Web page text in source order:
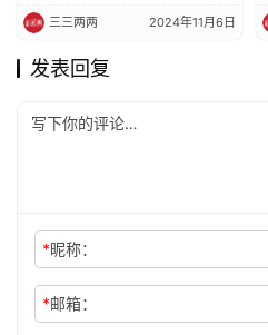
三三两两 2024年11月6日
发表回复
*昵称：
*邮箱：